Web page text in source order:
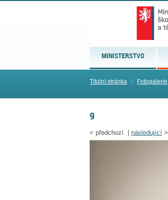
MINISTERSTVO
Titulní stránka ⁄ Fotogalerie
9
< předchozí | následující >